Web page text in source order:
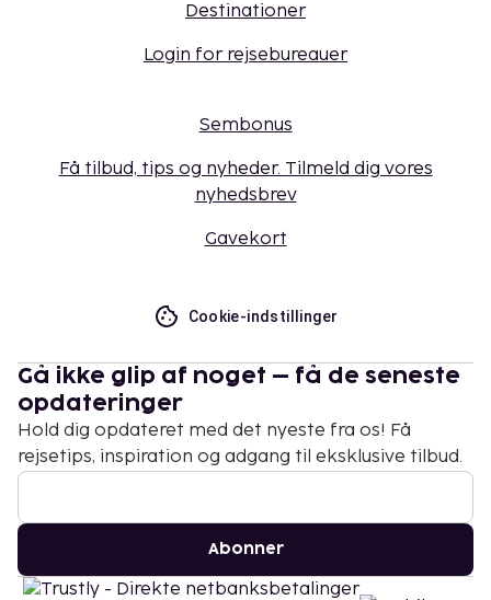
Destinationer
Login for rejsebureauer
Sembonus
Få tilbud, tips og nyheder. Tilmeld dig vores
nyhedsbrev
Gavekort
Cookie-indstillinger
Gå ikke glip af noget – få de seneste
opdateringer
Hold dig opdateret med det nyeste fra os! Få
rejsetips, inspiration og adgang til eksklusive tilbud.
Abonner